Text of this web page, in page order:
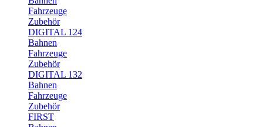
Fahrzeuge
Zubehör
DIGITAL 124
Bahnen
Fahrzeuge
Zubehör
DIGITAL 132
Bahnen
Fahrzeuge
Zubehör
FIRST